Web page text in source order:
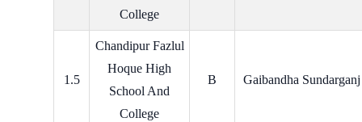
College
1.5
Chandipur Fazlul
Hoque High
School And
College
B Gaibandha Sundarganj